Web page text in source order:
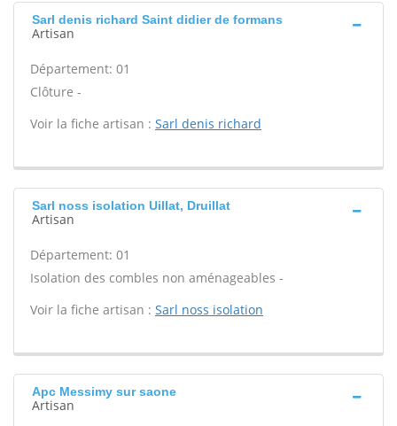
Sarl denis richard Saint didier de formans
Artisan
Département: 01
Clôture -
Voir la fiche artisan : Sarl denis richard
Sarl noss isolation Uillat, Druillat
Artisan
Département: 01
Isolation des combles non aménageables -
Voir la fiche artisan : Sarl noss isolation
Apc Messimy sur saone
Artisan